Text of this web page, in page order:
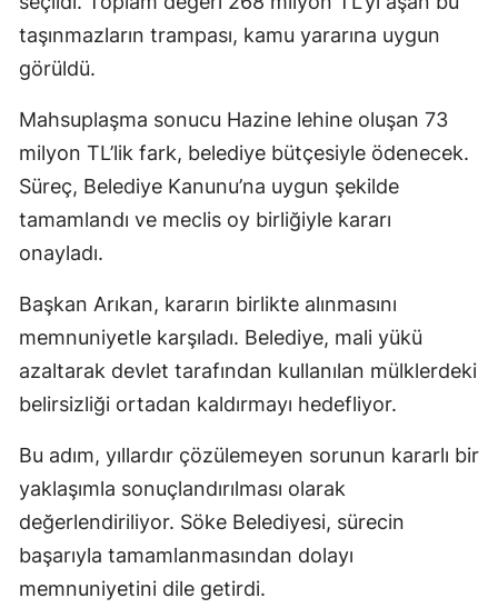
taşınmazların trampası, kamu yararına uygun
görüldü.
Mahsuplaşma sonucu Hazine lehine oluşan 73
milyon TL’lik fark, belediye bütçesiyle ödenecek.
Süreç, Belediye Kanunu’na uygun şekilde
tamamlandı ve meclis oy birliğiyle kararı
onayladı.
Başkan Arıkan, kararın birlikte alınmasını
memnuniyetle karşıladı. Belediye, mali yükü
azaltarak devlet tarafından kullanılan mülklerdeki
belirsizliği ortadan kaldırmayı hedefliyor.
Bu adım, yıllardır çözülemeyen sorunun kararlı bir
yaklaşımla sonuçlandırılması olarak
değerlendiriliyor. Söke Belediyesi, sürecin
başarıyla tamamlanmasından dolayı
memnuniyetini dile getirdi.